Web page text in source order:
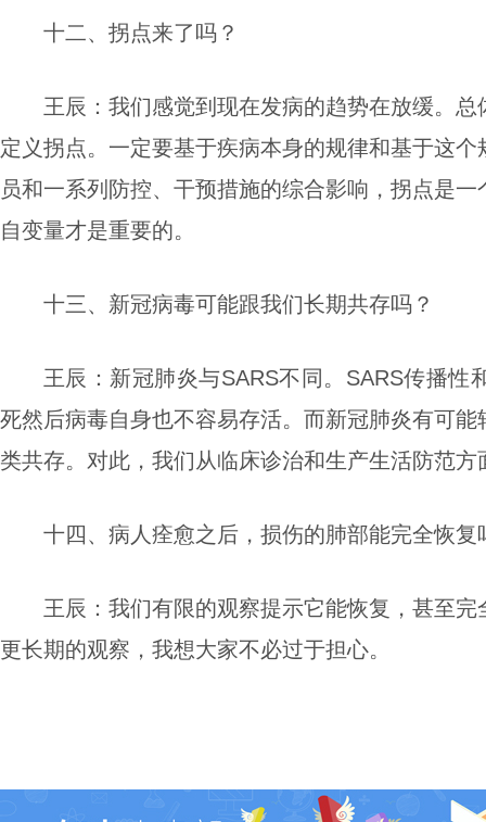
十二、拐点来了吗？
王辰：我们感觉到现在发病的趋势在放缓。
定义拐点。一定要基于疾病本身的规律和基于这
员和一系列防控、干预措施的综合影响，拐点是
自变量才是重要的。
十三、新冠病毒可能跟我们长期共存吗？
王辰： 新冠肺炎与SARS不同。SARS传播性
死然后病毒自身也不容易存活。而新冠肺炎有可
类共存。对此，我们从临床诊治和生产生活防范
十四、病人痊愈之后，损伤的肺部能完全恢复
王辰：我们有限的观察提示它能恢复，甚至
更长期的观察，我想大家不必过于担心。